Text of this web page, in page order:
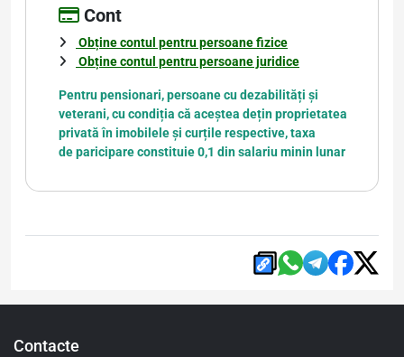
Cont
Obține contul pentru persoane fizice
Obține contul pentru persoane juridice
Pentru pensionari, persoane cu dezabilități și
veterani, cu condiția că aceștea dețin proprietatea
privată în imobilele și curțile respective, taxa
de paricipare constituie 0,1 din salariu minin lunar
Contacte